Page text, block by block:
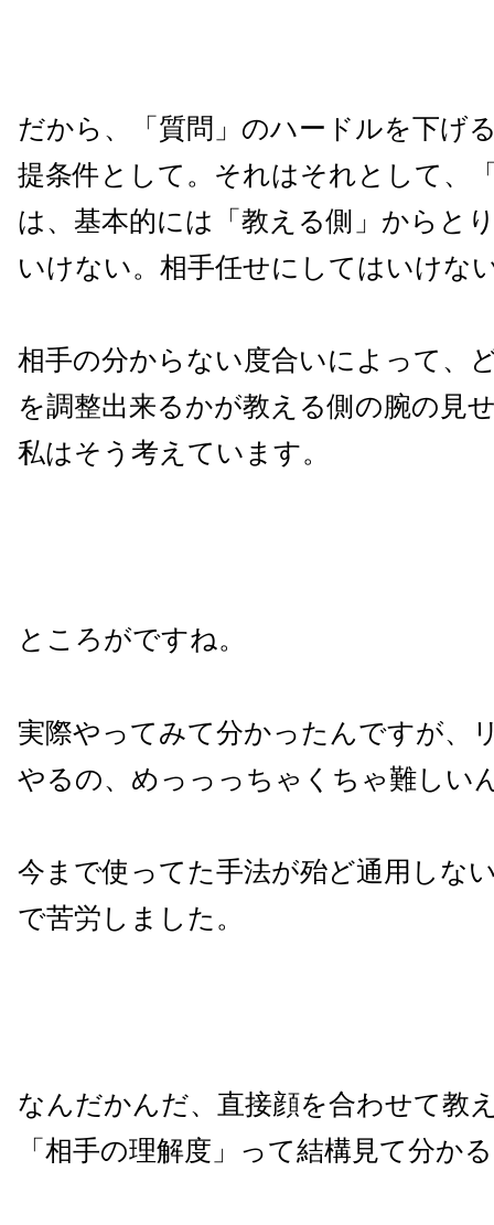
だから、「質問」のハードルを下げ
提条件として。それはそれとして、
は、基本的には「教える側」からと
いけない。相手任せにしてはいけな
相手の分からない度合いによって、
を調整出来るかが教える側の腕の見
私はそう考えています。
ところがですね。
実際やってみて分かったんですが、
やるの、めっっっちゃくちゃ難しい
今まで使ってた手法が殆ど通用しな
で苦労しました。
なんだかんだ、直接顔を合わせて教
「相手の理解度」って結構見て分か